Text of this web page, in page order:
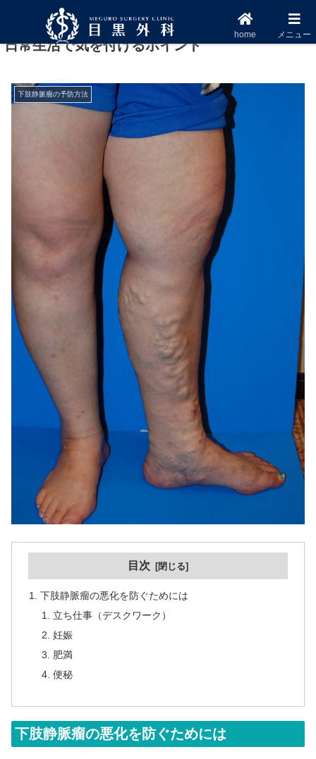
【専門医が解説】下肢静脈瘤の予防するために
日常生活で気を付けるポイント
下肢静脈瘤の予防方法
目次
下肢静脈瘤の悪化を防ぐためには
立ち仕事（デスクワーク）
妊娠
肥満
便秘
下肢静脈瘤の悪化を防ぐためには
home メニュー